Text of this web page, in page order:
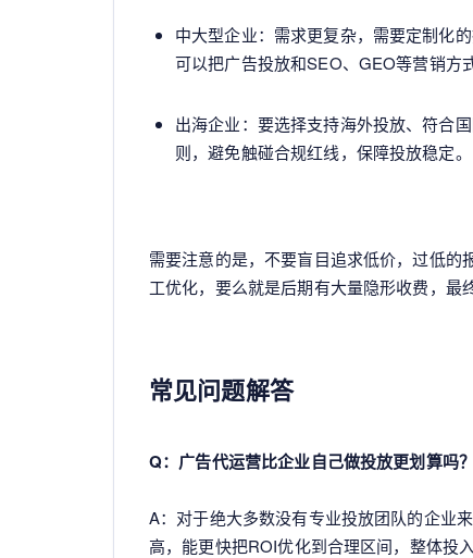
中大型企业：需求更复杂，需要定制化
可以把广告投放和SEO、GEO等营销方
出海企业：要选择支持海外投放、符合
则，避免触碰合规红线，保障投放稳定。
需要注意的是，不要盲目追求低价，过低的
工优化，要么就是后期有大量隐形收费，最
常见问题解答
Q：广告代运营比企业自己做投放更划算吗？
A：对于绝大多数没有专业投放团队的企业
高，能更快把ROI优化到合理区间，整体投